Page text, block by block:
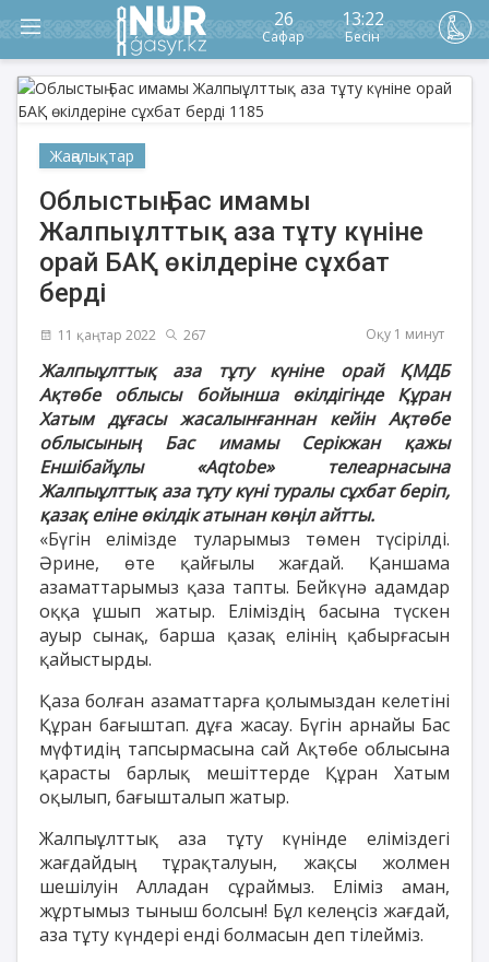
26
Сафар
13:22
Бесін
Жаңалықтар
Облыстың Бас имамы
Жалпыұлттық аза тұту күніне
орай БАҚ өкілдеріне сұхбат
берді
11 қаңтар 2022 267 Оқу 1 минут
Жалпыұлттық аза тұту күніне орай ҚМДБ
Ақтөбе облысы бойынша өкілдігінде Құран
Хатым дұғасы жасалынғаннан кейін Ақтөбе
облысының Бас имамы Серікжан қажы
Еншібайұлы «Aqtobe» телеарнасына
Жалпыұлттық аза тұту күні туралы сұхбат беріп,
қазақ еліне өкілдік атынан көңіл айтты.
«Бүгін елімізде туларымыз төмен түсірілді.
Әрине, өте қайғылы жағдай. Қаншама
азаматтарымыз қаза тапты. Бейкүнә адамдар
оққа ұшып жатыр. Еліміздің басына түскен
ауыр сынақ, барша қазақ елінің қабырғасын
қайыстырды.
Қаза болған азаматтарға қолымыздан келетіні
Құран бағыштап. дұға жасау. Бүгін арнайы Бас
мүфтидің тапсырмасына сай Ақтөбе облысына
қарасты барлық мешіттерде Құран Хатым
оқылып, бағышталып жатыр.
Жалпыұлттық аза тұту күнінде еліміздегі
жағдайдың тұрақталуын, жақсы жолмен
шешілуін Алладан сұраймыз. Еліміз аман,
жұртымыз тыныш болсын! Бұл келеңсіз жағдай,
аза тұту күндері енді болмасын деп тілейміз.